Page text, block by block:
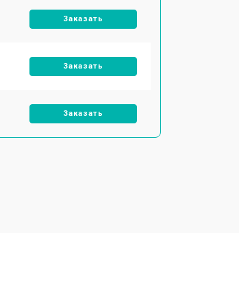
Заказать
Заказать
Заказать